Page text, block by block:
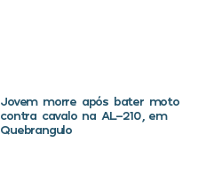
Jovem morre após bater moto
contra cavalo na AL-210, em
Quebrangulo